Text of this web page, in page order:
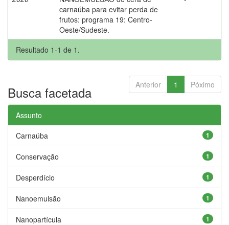
carnaúba para evitar perda de
frutos: programa 19: Centro-
Oeste/Sudeste.
Resultado 1-1 de 1.
Anterior 1 Póximo
Busca facetada
Assunto
1
Carnaúba
1
Conservação
1
Desperdício
1
Nanoemulsão
1
Nanopartícula